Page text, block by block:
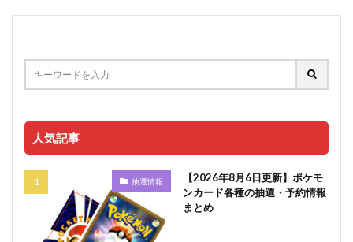
人気記事
抽選情報
【2026年8月6日更新】ポケモ
ンカード各種の抽選・予約情報
まとめ